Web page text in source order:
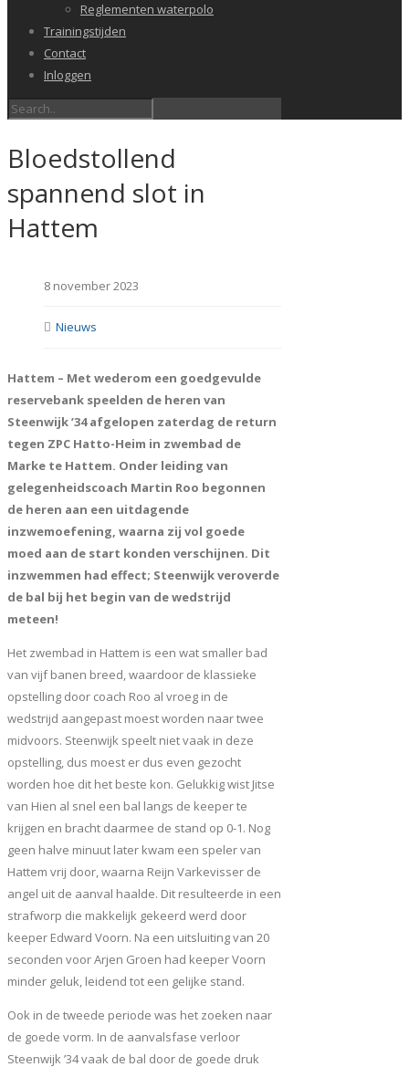
Reglementen waterpolo
Trainingstijden
Contact
Inloggen
Bloedstollend
spannend slot in
Hattem
8 november 2023
Nieuws
Hattem – Met wederom een goedgevulde
reservebank speelden de heren van
Steenwijk ’34 afgelopen zaterdag de return
tegen ZPC Hatto-Heim in zwembad de
Marke te Hattem. Onder leiding van
gelegenheidscoach Martin Roo begonnen
de heren aan een uitdagende
inzwemoefening, waarna zij vol goede
moed aan de start konden verschijnen. Dit
inzwemmen had effect; Steenwijk veroverde
de bal bij het begin van de wedstrijd
meteen!
Het zwembad in Hattem is een wat smaller bad
van vijf banen breed, waardoor de klassieke
opstelling door coach Roo al vroeg in de
wedstrijd aangepast moest worden naar twee
midvoors. Steenwijk speelt niet vaak in deze
opstelling, dus moest er dus even gezocht
worden hoe dit het beste kon. Gelukkig wist Jitse
van Hien al snel een bal langs de keeper te
krijgen en bracht daarmee de stand op 0-1. Nog
geen halve minuut later kwam een speler van
Hattem vrij door, waarna Reijn Varkevisser de
angel uit de aanval haalde. Dit resulteerde in een
strafworp die makkelijk gekeerd werd door
keeper Edward Voorn. Na een uitsluiting van 20
seconden voor Arjen Groen had keeper Voorn
minder geluk, leidend tot een gelijke stand.
Ook in de tweede periode was het zoeken naar
de goede vorm. In de aanvalsfase verloor
Steenwijk ’34 vaak de bal door de goede druk